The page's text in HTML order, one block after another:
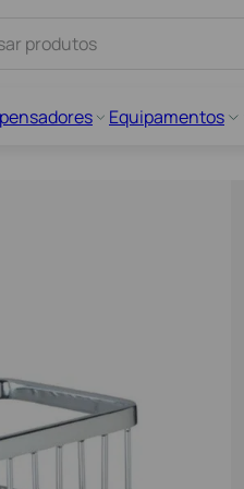
Equipamentos